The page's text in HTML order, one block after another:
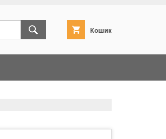
Кошик